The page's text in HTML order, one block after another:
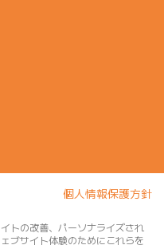
個人情報保護方針
トの改善、パーソナライズされ
ブサイト体験のためにこれらを